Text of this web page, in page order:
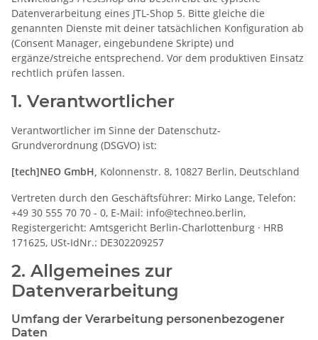
Datenverarbeitung eines JTL-Shop 5. Bitte gleiche die
genannten Dienste mit deiner tatsächlichen Konfiguration ab
(Consent Manager, eingebundene Skripte) und
ergänze/streiche entsprechend. Vor dem produktiven Einsatz
rechtlich prüfen lassen.
1. Verantwortlicher
Verantwortlicher im Sinne der Datenschutz-
Grundverordnung (DSGVO) ist:
[tech]NEO GmbH, Kolonnenstr. 8, 10827 Berlin, Deutschland
Vertreten durch den Geschäftsführer: Mirko Lange, Telefon:
+49 30 555 70 70 - 0, E-Mail: info@techneo.berlin,
Registergericht: Amtsgericht Berlin-Charlottenburg · HRB
171625, USt-IdNr.: DE302209257
2. Allgemeines zur
Datenverarbeitung
Umfang der Verarbeitung personenbezogener
Daten